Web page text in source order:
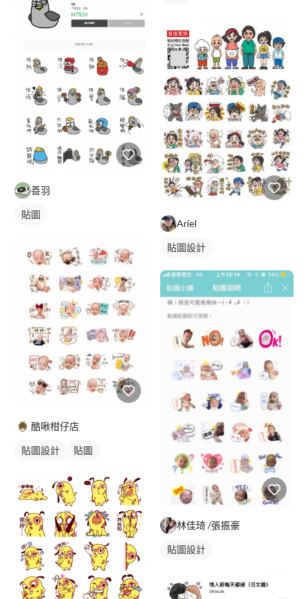
善羽
貼圖
酷啾柑仔店
貼圖設計 貼圖
Ariel
貼圖設計
林佳琦 /張振豪
貼圖設計